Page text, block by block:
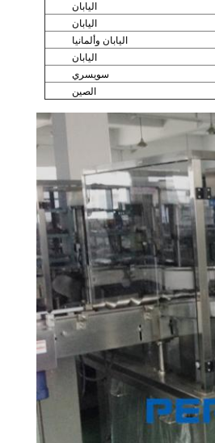
اليابان
اليابان
اليابان وألمانيا
اليابان
سويسري
الصين